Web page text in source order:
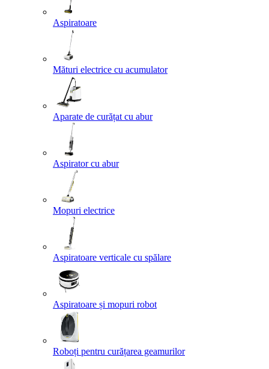
Aspiratoare
Mături electrice cu acumulator
Aparate de curățat cu abur
Aspirator cu abur
Mopuri electrice
Aspiratoare verticale cu spălare
Aspiratoare și mopuri robot
Roboți pentru curățarea geamurilor